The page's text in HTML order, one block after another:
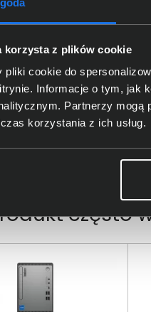
korzysta z plików cookie
pliki cookie do
Informacje o tym, jak
Partnerzy mogą
korzystania z ich usług.
Szczegóły
często